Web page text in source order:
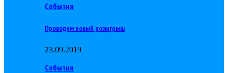
События
Проводим новый розыгрыш
23.09.2019
События